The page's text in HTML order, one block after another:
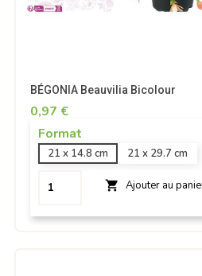
BÉGONIA Beauvilia Bicolour
0,97 €
Format
21 x 14.8 cm 21 x 29.7 cm
 Ajouter au